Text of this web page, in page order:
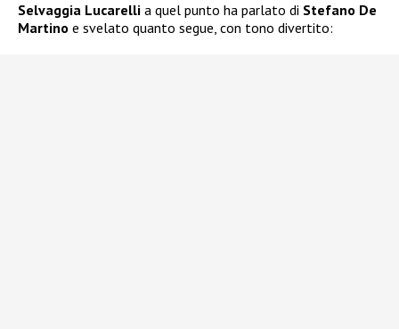
Selvaggia Lucarelli a quel punto ha parlato di Stefano De
Martino e svelato quanto segue, con tono divertito: